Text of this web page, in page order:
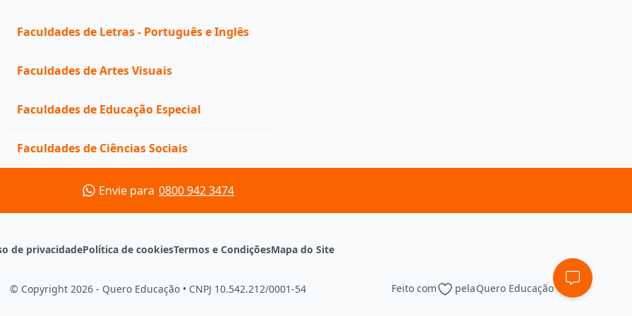
Faculdades de Letras - Português e Inglês
Faculdades de Artes Visuais
Faculdades de Educação Especial
Faculdades de Ciências Sociais
Envie para 0800 942 3474
de privacidadePolítica de cookiesTermos e CondiçõesMapa do Site
© Copyright 2026 - Quero Educação • CNPJ 10.542.212/0001-54 Feito com pelaQuero Educação